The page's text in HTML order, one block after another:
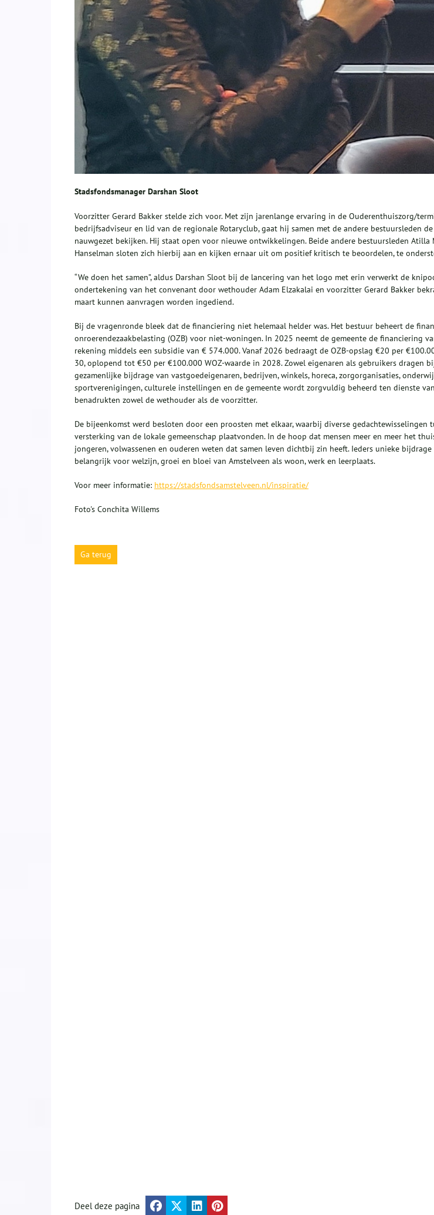
Stadsfondsmanager Darshan Sloot
Voorzitter Gerard Bakker stelde zich voor. Met zijn jarenlange ervaring in de Ouderenthuiszorg/
bedrijfsadviseur en lid van de regionale Rotaryclub, gaat hij samen met de andere bestuursleden
nauwgezet bekijken. Hij staat open voor nieuwe ontwikkelingen. Beide andere bestuursleden Atilla
Hanselman sloten zich hierbij aan en kijken ernaar uit om positief kritisch te beoordelen, te
“We doen het samen”, aldus Darshan Sloot bij de lancering van het logo met erin verwerkt de
ondertekening van het convenant door wethouder Adam Elzakalai en voorzitter Gerard Bakker
maart kunnen aanvragen worden ingediend.
Bij de vragenronde bleek dat de financiering niet helemaal helder was. Het bestuur beheert de
onroerendezaakbelasting (OZB) voor niet-woningen. In 2025 neemt de gemeente de financiering
rekening middels een subsidie van € 574.000. Vanaf 2026 bedraagt de OZB-opslag €20 per
30, oplopend tot €50 per €100.000 WOZ-waarde in 2028. Zowel eigenaren als gebruikers dragen
gezamenlijke bijdrage van vastgoedeigenaren, bedrijven, winkels, horeca, zorgorganisaties,
sportverenigingen, culturele instellingen en de gemeente wordt zorgvuldig beheerd ten dienste
benadrukten zowel de wethouder als de voorzitter.
De bijeenkomst werd besloten door een proosten met elkaar, waarbij diverse gedachtewisselingen
versterking van de lokale gemeenschap plaatvonden. In de hoop dat mensen meer en meer het
jongeren, volwassenen en ouderen weten dat samen leven dichtbij zin heeft. Ieders unieke
belangrijk voor welzijn, groei en bloei van Amstelveen als woon, werk en leerplaats.
Voor meer informatie: https://stadsfondsamstelveen.nl/inspiratie/
Foto's Conchita Willems
Ga terug
Deel deze pagina